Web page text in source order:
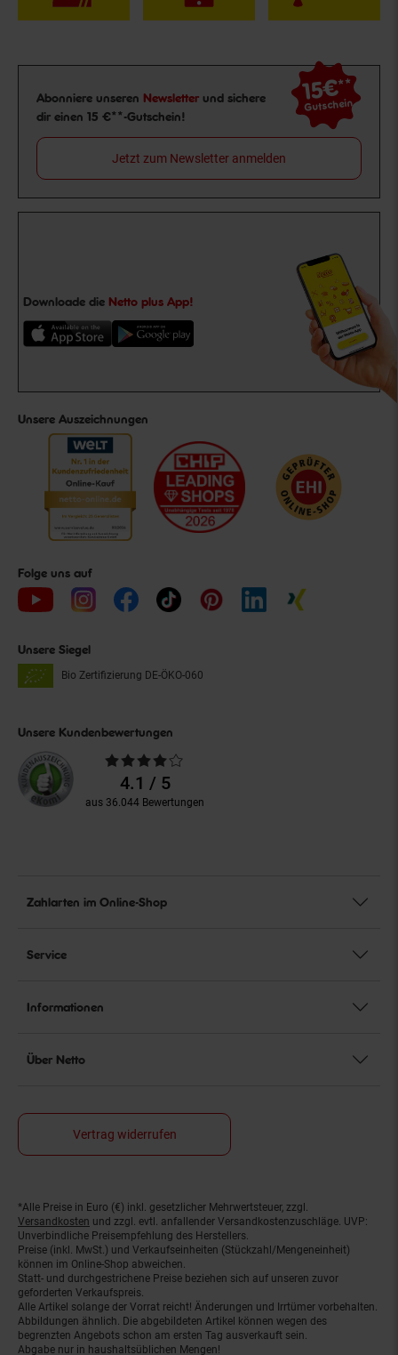
Newsletter Anmeldung
Abonniere unseren Newsletter und sichere
dir einen 15 €**-Gutschein!
15€**
Gutschein
Jetzt zum Newsletter anmelden
Downloade die Netto plus App!
Unsere Auszeichnungen
Folge uns auf
Unsere Siegel
Bio Zertifizierung DE-ÖKO-060
Unsere Kundenbewertungen
Durchschnittliche
Bewertungen4.1 / 5
aus 36.044 Bewertungen
Zahlarten im Online-Shop
Service
Informationen
Über Netto
Vertrag widerrufen
Fußnoten
*Alle Preise in Euro (€) inkl. gesetzlicher Mehrwertsteuer, zzgl.
Versandkosten und zzgl. evtl. anfallender Versandkostenzuschläge. UVP:
Unverbindliche Preisempfehlung des Herstellers.
Preise (inkl. MwSt.) und Verkaufseinheiten (Stückzahl/Mengeneinheit)
können im Online-Shop abweichen.
Statt- und durchgestrichene Preise beziehen sich auf unseren zuvor
geforderten Verkaufspreis.
Alle Artikel solange der Vorrat reicht! Änderungen und Irrtümer vorbehalten.
Abbildungen ähnlich. Die abgebildeten Artikel können wegen des
begrenzten Angebots schon am ersten Tag ausverkauft sein.
Abgabe nur in haushaltsüblichen Mengen!